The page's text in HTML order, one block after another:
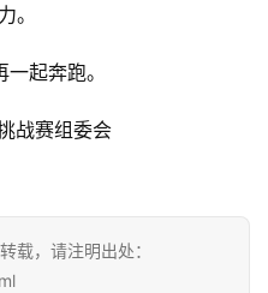
。
起奔跑。
战赛组委会
载，请注明出处：